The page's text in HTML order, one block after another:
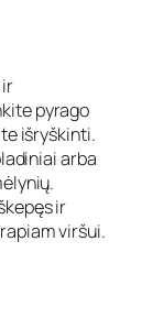
pyrago
išryškinti.
arba
ir
viršui.